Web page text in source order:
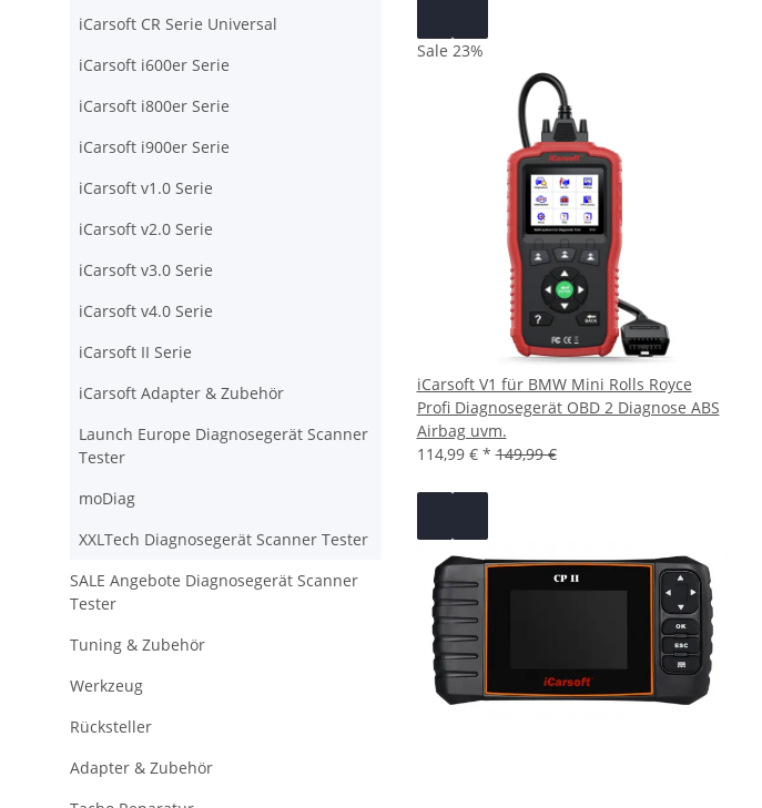
Sale 23%
iCarsoft V1 für BMW Mini Rolls Royce
Profi Diagnosegerät OBD 2 Diagnose ABS
Airbag uvm.
114,99 € * 149,99 €
iCarsoft CR Serie Universal
iCarsoft i600er Serie
iCarsoft i800er Serie
iCarsoft i900er Serie
iCarsoft v1.0 Serie
iCarsoft v2.0 Serie
iCarsoft v3.0 Serie
iCarsoft v4.0 Serie
iCarsoft II Serie
iCarsoft Adapter & Zubehör
Launch Europe Diagnosegerät Scanner
Tester
moDiag
XXLTech Diagnosegerät Scanner Tester
SALE Angebote Diagnosegerät Scanner
Tester
Tuning & Zubehör
Werkzeug
Rücksteller
Adapter & Zubehör